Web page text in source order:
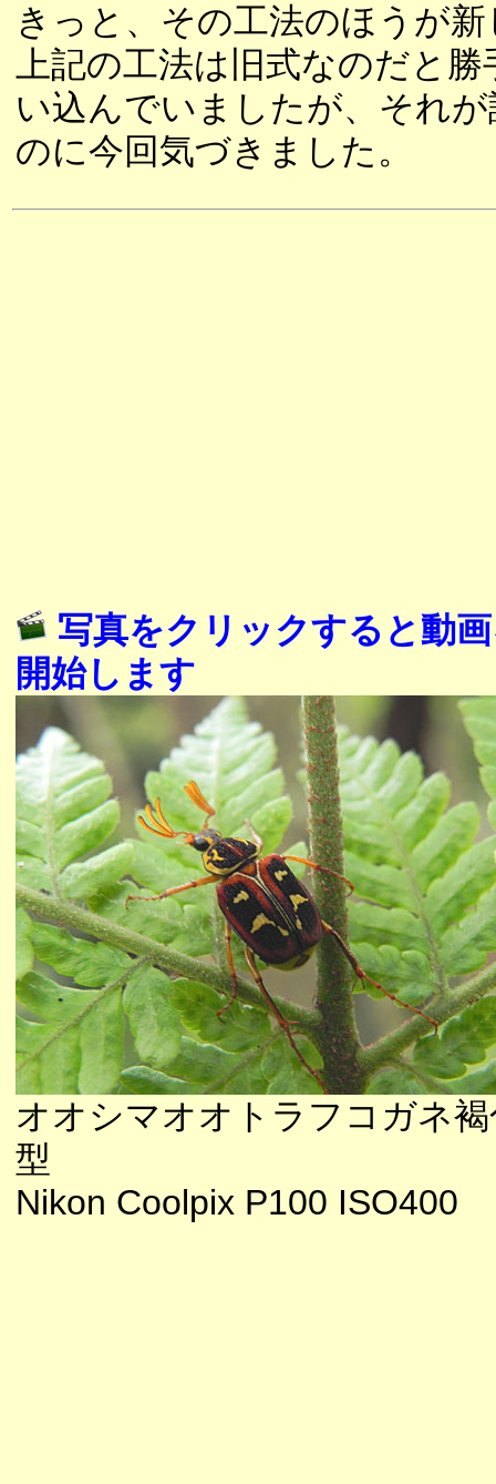
きっと、その工法のほうが
上記の工法は旧式なのだと勝
い込んでいましたが、それ
のに今回気づきました。
写真をクリックすると動
開始します
オオシマオオトラフコガネ
型
Nikon Coolpix P100 ISO400